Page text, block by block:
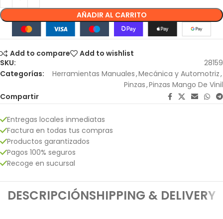
AÑADIR AL CARRITO
Add to compare
Add to wishlist
SKU:
28159
Categorías:
Herramientas Manuales,Mecánica y Automotriz,
Pinzas,Pinzas Mango De Vinil
Compartir
Entregas locales inmediatas
Factura en todas tus compras
Productos garantizados
Pagos 100% seguros
Recoge en sucursal
DESCRIPCIÓNSHIPPING & DELIVERY